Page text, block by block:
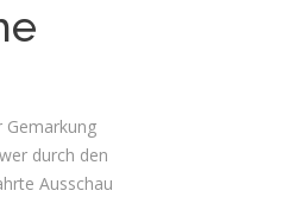
Gemarkung
durch den
Ausschau